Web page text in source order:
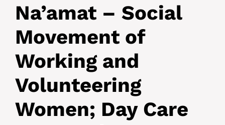
Na’amat – Social
Movement of
Working and
Volunteering
Women; Day Care